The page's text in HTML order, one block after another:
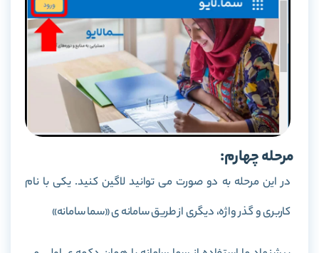
مرحله چهارم:
در این مرحله به دو صورت می توانید لاگین کنید. یکی با نام
کاربری و گذر واژه، دیگری از طریق سامانه ی «سما سامانه»